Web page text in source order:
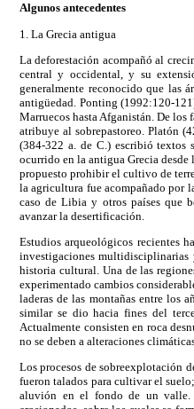
Algunos antecedentes
1. La Grecia antigua
La deforestación acompañó al
central y occidental, y su
generalmente reconocido que las
antigüedad. Ponting (1992:120-
Marruecos hasta Afganistán. De los
atribuye al sobrepastoreo. Platón
(384-322 a. de C.) escribió textos
ocurrido en la antigua Grecia desde
propuesto prohibir el cultivo de
la agricultura fue acompañado por
caso de Libia y otros países que
avanzar la desertificación.
Estudios arqueológicos recientes
investigaciones multidisciplinarias
historia cultural. Una de las
experimentado cambios
laderas de las montañas entre los
similar se dio hacia fines del
Actualmente consisten en roca
no se deben a alteraciones
Los procesos de sobreexplotación
fueron talados para cultivar el
aluvión en el fondo de un valle.